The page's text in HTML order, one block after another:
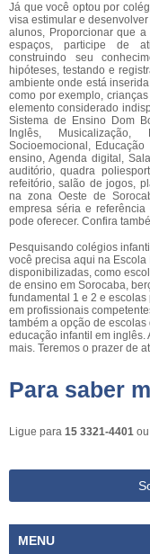
Já que você optou por
visa estimular e
alunos, Proporcionar que
espaços, participe de
construindo seu
hipóteses, testando e
ambiente onde está
como por exemplo,
elemento considerado
Sistema de Ensino Dom
Inglês, Musicalização,
Socioemocional,
ensino, Agenda digital,
auditório, quadra
refeitório, salão de jogos,
na zona Oeste de
empresa séria e
pode oferecer. Confira
Pesquisando colégios
você precisa aqui na
disponibilizadas, como
de ensino em Sorocaba,
fundamental 1 e 2 e
em profissionais
também a opção de
educação infantil em inglês.
mais. Teremos o prazer de
Para saber
Ligue para 15 3321-4401 ou
MENU